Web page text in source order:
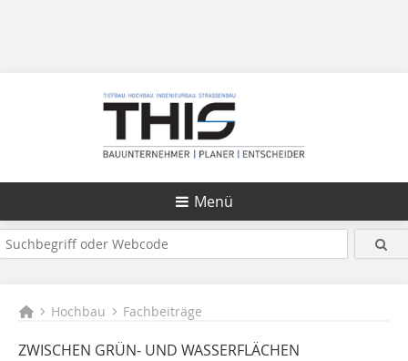
Menü
Hochbau Fachbeiträge
ZWISCHEN GRÜN- UND WASSERFLÄCHEN